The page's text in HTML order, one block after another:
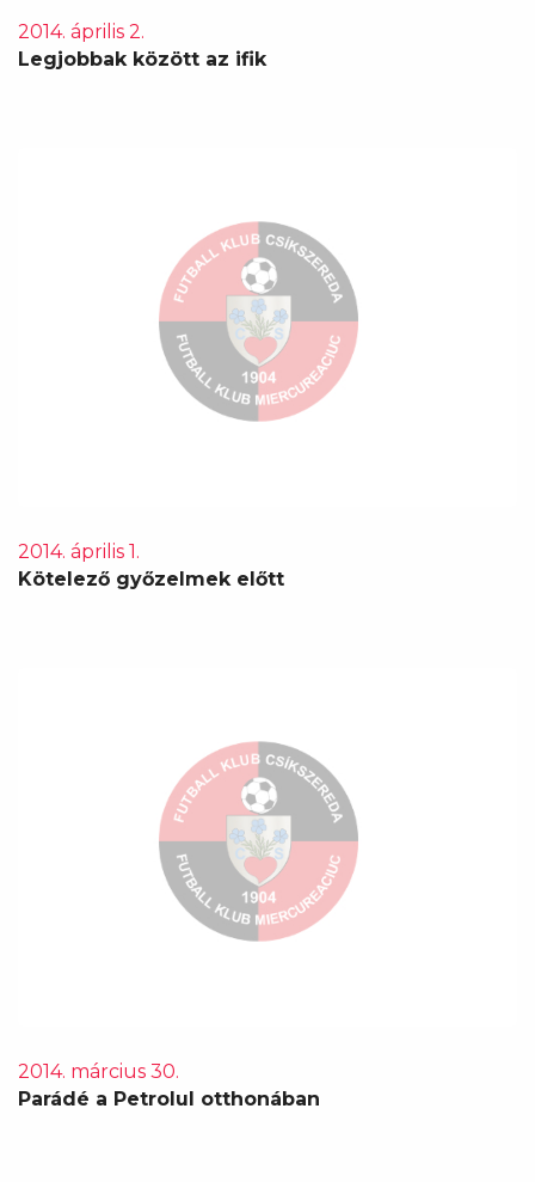
2014. április 2.
Legjobbak között az ifik
2014. április 1.
Kötelező győzelmek előtt
2014. március 30.
Parádé a Petrolul otthonában